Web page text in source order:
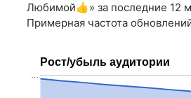
Любимой👍» за последние 12
Примерная частота
Рост/убыль аудитории
…